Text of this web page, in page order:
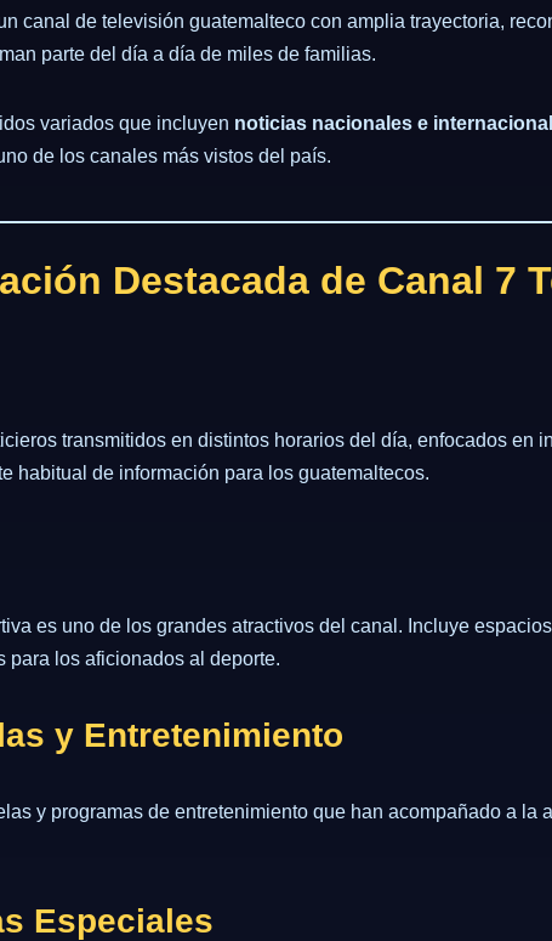
canal de televisión guatemalteco con amplia trayectoria,
parte del día a día de miles de familias.
variados que incluyen noticias nacionales e
de los canales más vistos del país.
Destacada de Canal 7
transmitidos en distintos horarios del día, enfocados en
habitual de información para los guatemaltecos.
es uno de los grandes atractivos del canal. Incluye
para los aficionados al deporte.
y Entretenimiento
y programas de entretenimiento que han acompañado a
Especiales